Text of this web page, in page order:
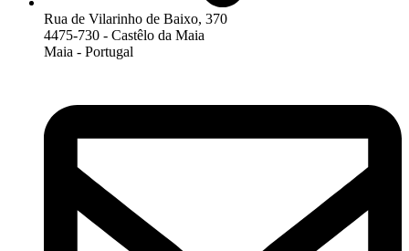
Rua de Vilarinho de Baixo, 370
4475-730 - Castêlo da Maia
Maia - Portugal